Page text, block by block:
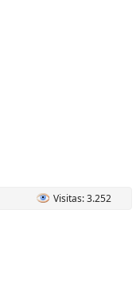
Visitas: 3.252